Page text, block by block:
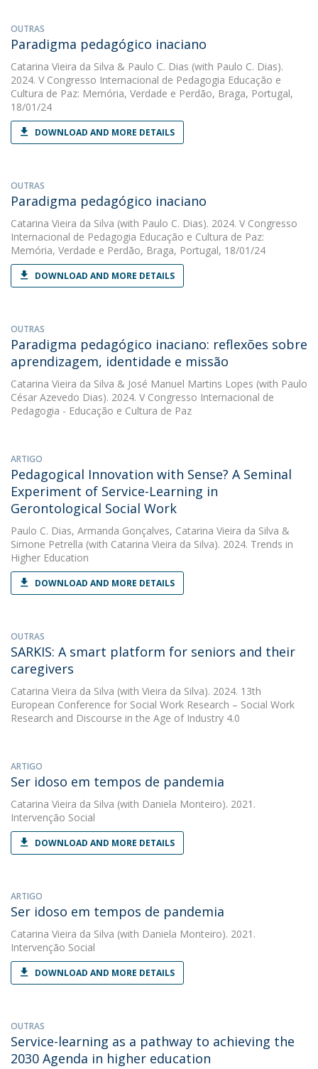
OUTRAS
Paradigma pedagógico inaciano
Catarina Vieira da Silva & Paulo C. Dias (with Paulo C. Dias).
2024. V Congresso Internacional de Pedagogia Educação e
Cultura de Paz: Memória, Verdade e Perdão, Braga, Portugal,
18/01/24
DOWNLOAD AND MORE DETAILS
OUTRAS
Paradigma pedagógico inaciano
Catarina Vieira da Silva (with Paulo C. Dias). 2024. V Congresso
Internacional de Pedagogia Educação e Cultura de Paz:
Memória, Verdade e Perdão, Braga, Portugal, 18/01/24
DOWNLOAD AND MORE DETAILS
OUTRAS
Paradigma pedagógico inaciano: reflexões sobre
aprendizagem, identidade e missão
Catarina Vieira da Silva & José Manuel Martins Lopes (with Paulo
César Azevedo Dias). 2024. V Congresso Internacional de
Pedagogia - Educação e Cultura de Paz
ARTIGO
Pedagogical Innovation with Sense? A Seminal
Experiment of Service-Learning in
Gerontological Social Work
Paulo C. Dias, Armanda Gonçalves, Catarina Vieira da Silva &
Simone Petrella (with Catarina Vieira da Silva). 2024. Trends in
Higher Education
DOWNLOAD AND MORE DETAILS
OUTRAS
SARKIS: A smart platform for seniors and their
caregivers
Catarina Vieira da Silva (with Vieira da Silva). 2024. 13th
European Conference for Social Work Research – Social Work
Research and Discourse in the Age of Industry 4.0
ARTIGO
Ser idoso em tempos de pandemia
Catarina Vieira da Silva (with Daniela Monteiro). 2021.
Intervenção Social
DOWNLOAD AND MORE DETAILS
ARTIGO
Ser idoso em tempos de pandemia
Catarina Vieira da Silva (with Daniela Monteiro). 2021.
Intervenção Social
DOWNLOAD AND MORE DETAILS
OUTRAS
Service-learning as a pathway to achieving the
2030 Agenda in higher education